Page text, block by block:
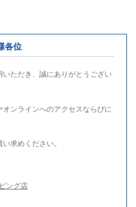
各位
ただき、誠にありがとうござい
ンラインへのアクセスならびに
求めください。
ング店